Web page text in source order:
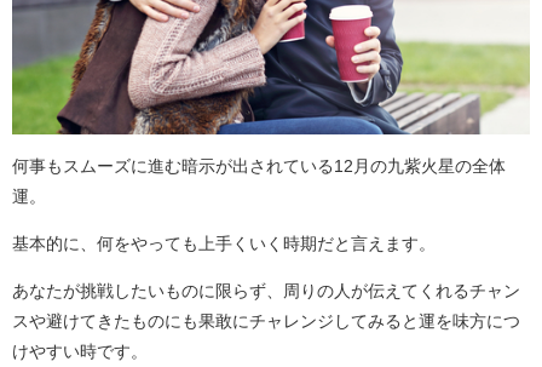
何事もスムーズに進む暗示が出されている12月の九紫火星の全体
運。
基本的に、何をやっても上手くいく時期だと言えます。
あなたが挑戦したいものに限らず、周りの人が伝えてくれるチャン
スや避けてきたものにも果敢にチャレンジしてみると運を味方につ
けやすい時です。